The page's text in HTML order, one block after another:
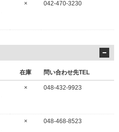
× 042-470-3230
在庫 問い合わせ先TEL
× 048-432-9923
× 048-468-8523